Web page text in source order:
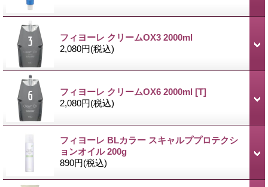
フィヨーレ クリームOX3 2000ml
2,080円(税込)
フィヨーレ クリームOX6 2000ml [T]
2,080円(税込)
フィヨーレ BLカラー スキャルププロテクシ
ョンオイル 200g
890円(税込)